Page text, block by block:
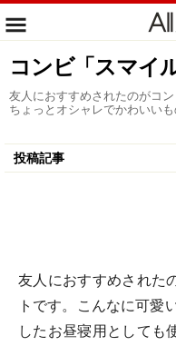
コンビ「スマイ
友人におすすめされたのがコ
ちょっとオシャレでかわいい
投稿記事
友人におすすめされた
トです。こんなに可愛
したお昼寝用としても